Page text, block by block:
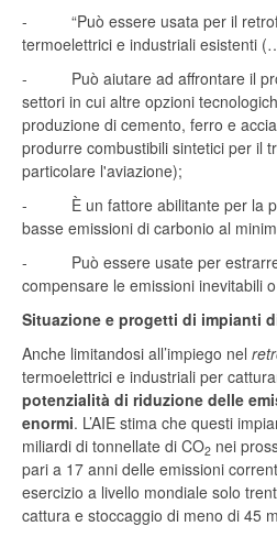
- “Può essere usata per il
termoelettrici e industriali esistenti
- Può aiutare ad affrontare il
settori in cui altre opzioni
produzione di cemento, ferro e
produrre combustibili sintetici per il
particolare l'aviazione);
- È un fattore abilitante per la
basse emissioni di carbonio al
- Può essere usate per
compensare le emissioni inevitabili
Situazione e progetti di impianti
Anche limitandosi all’impiego nel
termoelettrici e industriali per
potenzialità di riduzione delle
enormi. L’AIE stima che questi
miliardi di tonnellate di CO2 nei
pari a 17 anni delle emissioni
esercizio a livello mondiale solo
cattura e stoccaggio di meno di 45